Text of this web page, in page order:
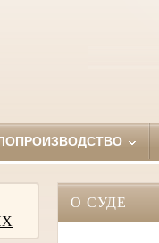
О СУДЕ